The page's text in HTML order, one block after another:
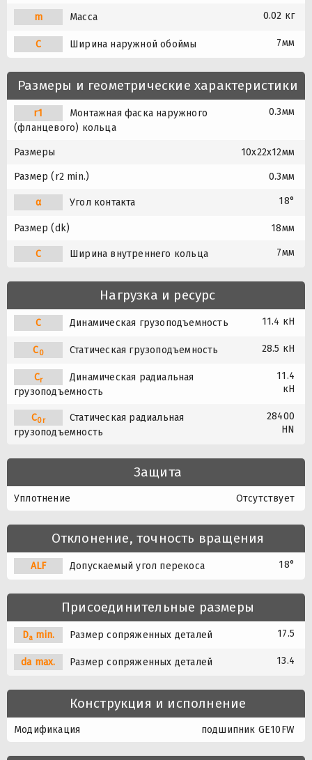
m Масса 0.02 кг
C Ширина наружной обоймы 7мм
Размеры и геометрические характеристики
r1
Монтажная фаска наружного
(фланцевого) кольца
0.3мм
Размеры 10x22x12мм
Размер (r2 min.) 0.3мм
α Угол контакта 18°
Размер (dk) 18мм
C Ширина внутреннего кольца 7мм
Нагрузка и ресурс
C Динамическая грузоподъемность 11.4 кН
C0 Статическая грузоподъемность 28.5 кН
Cr
Динамическая радиальная
грузоподъемность
11.4
кН
C0r
Статическая радиальная
грузоподъемность
28400
HN
Защита
Уплотнение Отсутствует
Отклонение, точность вращения
ALF Допускаемый угол перекоса 18°
Присоединительные размеры
Da min. Размер сопряженных деталей 17.5
da max. Размер сопряженных деталей 13.4
Конструкция и исполнение
Модификация подшипник GE10FW